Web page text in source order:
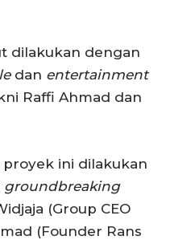
dilakukan dengan
dan entertainment
Raffi Ahmad dan
ini dilakukan
groundbreaking
(Group CEO
(Founder Rans